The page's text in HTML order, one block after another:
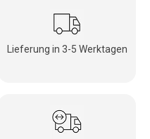
Lieferung in 3-5 Werktagen